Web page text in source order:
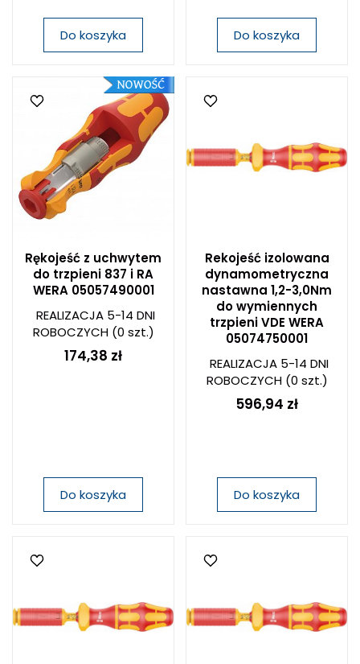
Do koszyka Do koszyka
Rękojeść z uchwytem
do trzpieni 837 i RA
WERA 05057490001
REALIZACJA 5-14 DNI
ROBOCZYCH(0 szt.)
174,38 zł
Do koszyka
Rekojeść izolowana
dynamometryczna
nastawna 1,2-3,0Nm
do wymiennych
trzpieni VDE WERA
05074750001
REALIZACJA 5-14 DNI
ROBOCZYCH(0 szt.)
596,94 zł
Do koszyka